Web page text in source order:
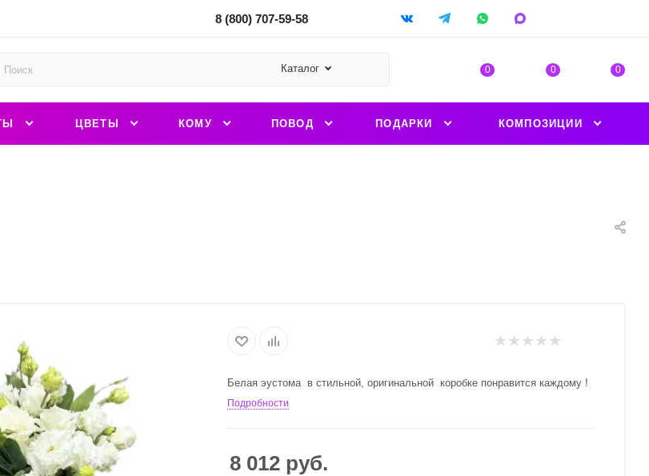
8 (800) 707-59-58
Каталог 0 0 0
ЦВЕТЫ КОМУ ПОВОД ПОДАРКИ КОМПОЗИЦИИ
Белая эустома в стильной, оригинальной коробке понравится каждому !
Подробности
8 012 руб.